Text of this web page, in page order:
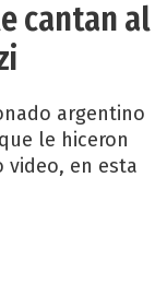
cantan al
argentino
le hiceron
video, en esta